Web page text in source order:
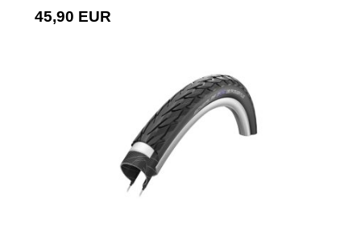
45,90 EUR